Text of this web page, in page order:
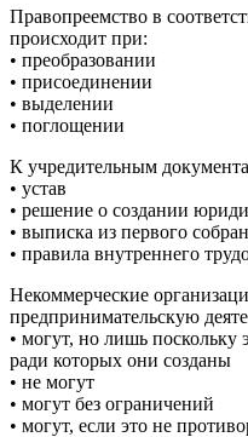
Правопреемство в
происходит при:
• преобразовании
• присоединении
• выделении
• поглощении
К учредительным
• устав
• решение о создании
• выписка из первого
• правила внутреннего
Некоммерческие
предпринимательскую
• могут, но лишь
ради которых они созданы
• не могут
• могут без ограничений
• могут, если это не